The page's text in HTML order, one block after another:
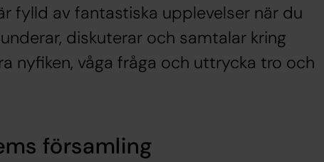
fylld av fantastiska upplevelser när du
diskuterar och samtalar kring
nyfiken, våga fråga och uttrycka tro och
församling